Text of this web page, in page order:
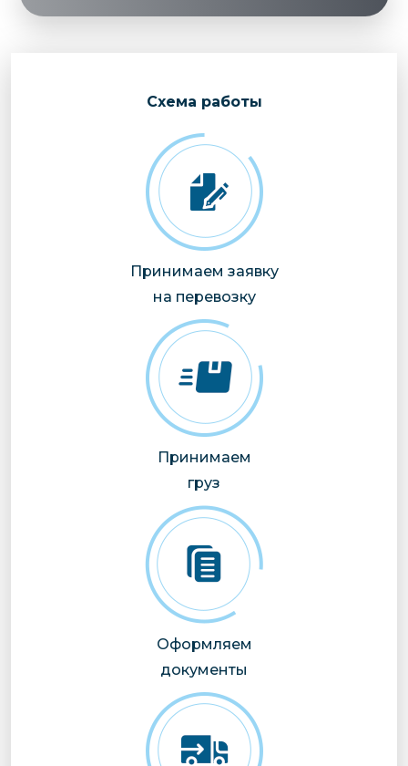
Cхема работы
Принимаем заявку
на перевозку
Принимаем
груз
Оформляем
документы